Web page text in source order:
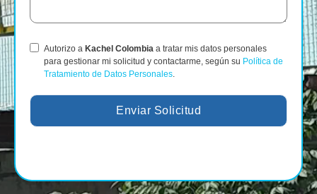
Autorizo a Kachel Colombia a tratar mis datos personales
para gestionar mi solicitud y contactarme, según su Política de
Tratamiento de Datos Personales
Enviar Solicitud